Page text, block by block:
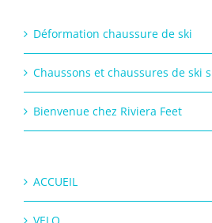
Déformation chaussure de ski
Chaussons et chaussures de ski
Bienvenue chez Riviera Feet
ACCUEIL